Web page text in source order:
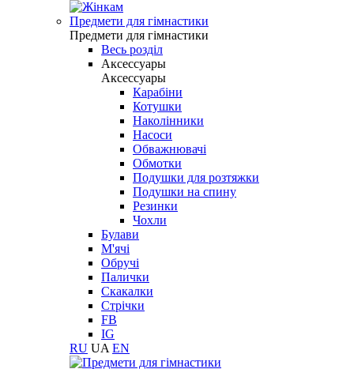
Предмети для гімнастики
Предмети для гімнастики
Весь розділ
Аксессуары
Аксессуары
Карабіни
Котушки
Наколінники
Насоси
Обважнювачі
Обмотки
Подушки для розтяжки
Подушки на спину
Резинки
Чохли
Булави
М'ячі
Обручі
Палички
Скакалки
Стрічки
FB
IG
RU UA EN